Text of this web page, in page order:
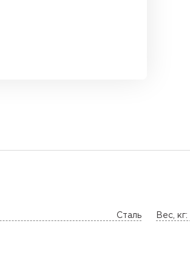
Сталь Вес, кг: